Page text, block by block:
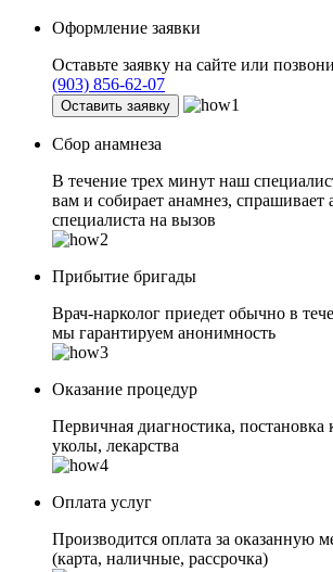
Оформление заявки
Оставьте заявку на сайте или
(903) 856-62-07
Оставить заявку
Сбор анамнеза
В течение трех минут наш
вам и собирает анамнез, спрашивает
специалиста на вызов
Прибытие бригады
Врач-нарколог приедет обычно в
мы гарантируем анонимность
Оказание процедур
Первичная диагностика, постановка
уколы, лекарства
Оплата услуг
Производится оплата за оказанную
(карта, наличные, рассрочка)